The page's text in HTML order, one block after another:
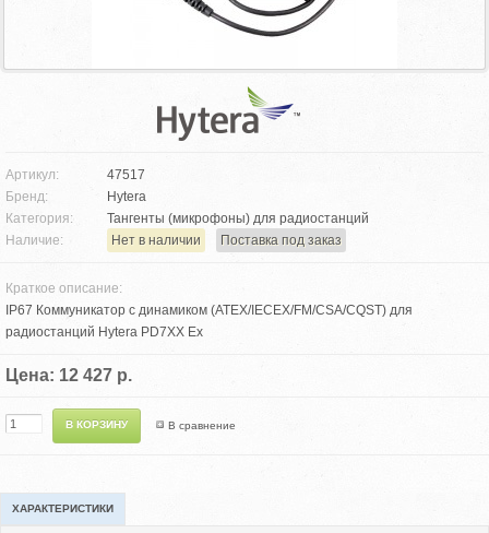
Артикул:
47517
Бренд:
Hytera
Категория:
Тангенты (микрофоны) для радиостанций
Наличие:
Нет в наличии Поставка под заказ
Краткое описание:
IP67 Коммуникатор с динамиком (ATEX/IECEX/FM/CSA/CQST) для
радиостанций Hytera PD7XX Ex
Цена: 12 427 р.
В сравнение
ХАРАКТЕРИСТИКИ